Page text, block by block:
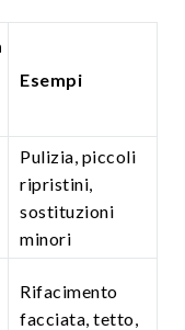
Esempi
Pulizia, piccoli
ripristini,
sostituzioni
minori
Rifacimento
facciata, tetto,